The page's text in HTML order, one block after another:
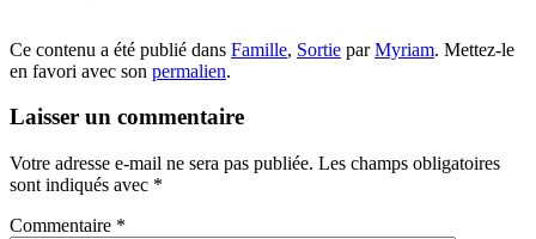
Ce contenu a été publié dans Famille, Sortie parMyriam. Mettez-le
en favori avec son permalien.
Laisser un commentaire
Votre adresse e-mail ne sera pas publiée. Les champs obligatoires
sont indiqués avec *
Commentaire *